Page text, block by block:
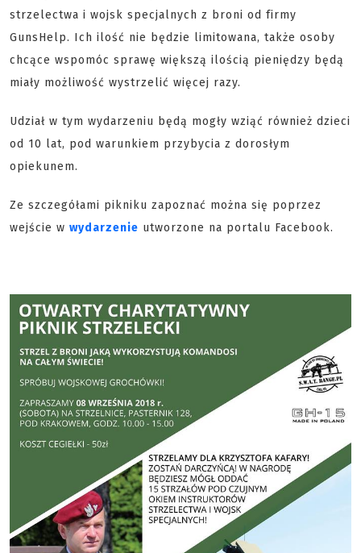
strzelectwa i wojsk specjalnych z broni od firmy
GunsHelp. Ich ilość nie będzie limitowana, także osoby
chcące wspomóc sprawę większą ilością pieniędzy będą
miały możliwość wystrzelić więcej razy.
Udział w tym wydarzeniu będą mogły wziąć również dzieci
od 10 lat, pod warunkiem przybycia z dorosłym
opiekunem.
Ze szczegółami pikniku zapoznać można się poprzez
wejście w wydarzenie utworzone na portalu Facebook.